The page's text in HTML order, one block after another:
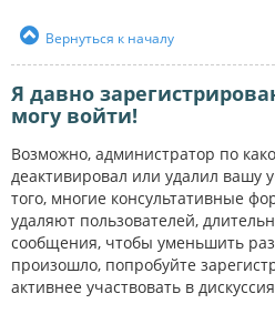
Вернуться к началу
Я давно
могу войти!
Возможно, администратор по
деактивировал или удалил вашу
того, многие консультативные
удаляют пользователей,
сообщения, чтобы уменьшить
произошло, попробуйте
активнее участвовать в